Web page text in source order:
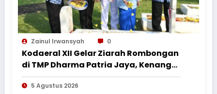
Zainul Irwansyah 0
Kodaeral XII Gelar Ziarah Rombongan
di TMP Dharma Patria Jaya, Kenang
Jasa Pahlawan dalam Peringatan
HUT ke-1
5 Agustus 2026